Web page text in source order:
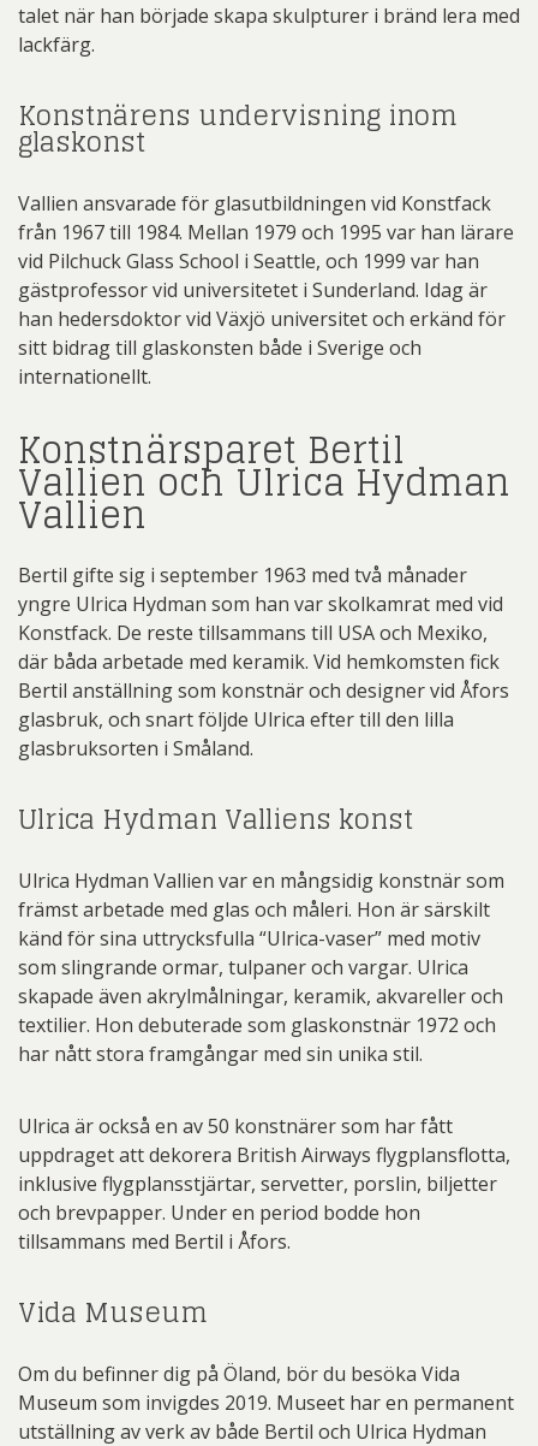
talet när han började skapa skulpturer i bränd lera med
lackfärg.
Konstnärens undervisning inom
glaskonst
Vallien ansvarade för glasutbildningen vid Konstfack
från 1967 till 1984. Mellan 1979 och 1995 var han lärare
vid Pilchuck Glass School i Seattle, och 1999 var han
gästprofessor vid universitetet i Sunderland. Idag är
han hedersdoktor vid Växjö universitet och erkänd för
sitt bidrag till glaskonsten både i Sverige och
internationellt.
Konstnärsparet Bertil
Vallien och Ulrica Hydman
Vallien
Bertil gifte sig i september 1963 med två månader
yngre Ulrica Hydman som han var skolkamrat med vid
Konstfack. De reste tillsammans till USA och Mexiko,
där båda arbetade med keramik. Vid hemkomsten fick
Bertil anställning som konstnär och designer vid Åfors
glasbruk, och snart följde Ulrica efter till den lilla
glasbruksorten i Småland.
Ulrica Hydman Valliens konst
Ulrica Hydman Vallien var en mångsidig konstnär som
främst arbetade med glas och måleri. Hon är särskilt
känd för sina uttrycksfulla “Ulrica-vaser” med motiv
som slingrande ormar, tulpaner och vargar. Ulrica
skapade även akrylmålningar, keramik, akvareller och
textilier. Hon debuterade som glaskonstnär 1972 och
har nått stora framgångar med sin unika stil.
Ulrica är också en av 50 konstnärer som har fått
uppdraget att dekorera British Airways flygplansflotta,
inklusive flygplansstjärtar, servetter, porslin, biljetter
och brevpapper. Under en period bodde hon
tillsammans med Bertil i Åfors.
Vida Museum
Om du befinner dig på Öland, bör du besöka Vida
Museum som invigdes 2019. Museet har en permanent
utställning av verk av både Bertil och Ulrica Hydman